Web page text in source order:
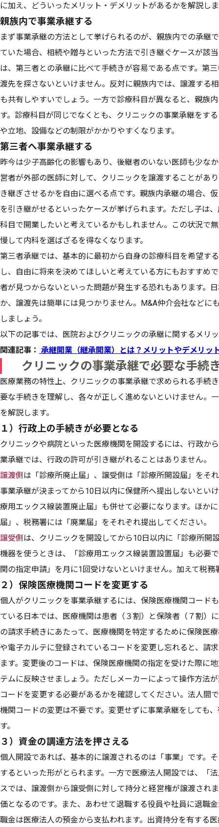
に加え、どういったメリット・デメリットがあるかを解説し
親族内で事業承継する
まず事業承継の方法として挙げられるのが、親族内での承継
ていた場合、相続や贈与といった方法で引き継ぐケースが該
は、第三者との承継に比べて手続きが容易である点です。第
渡先を探さないといけません。反対に親族内では、譲渡する
も共有しやすいでしょう。一方で診療科目が異なると、親族
す。診療科目が同じでなくとも、クリニックの事業承継をす
や立地、設備などの制限がかかりやすくなります。
第三者へ事業承継する
昨今は少子高齢化の影響もあり、後継者のいない医師も少な
営者が外部の医師に対して、クリニックを譲渡することがあ
き継ぎさせるかを自由に選べる点です。親族内承継の場合、
を引き継がせるといったケースが挙げられます。ただし子は
科目で開業したいと考えているかもしれません。この状況で
慢して内科を選ばざるを得なくなります。
第三者承継では、基本的に最初から自身の診療科目を希望す
し、自由に将来を決めてほしいと考えている方にもおすすめ
者が見つからないといった問題が発生する恐れもあります。
か、譲渡先は簡単には見つかりません。M&A仲介会社などに
しましょう。
以下の記事では、医院およびクリニックの承継に関するメリ
関連記事： 承継開業（継承開業）とは？メリットやデメリッ
クリニックの事業承継で必要な手続
医療業務の特性上、クリニックの事業承継で求められる手続
要な手続きを理解し、各々が正しく進めないといけません。
を解説します。
１）行政上の手続きが必要となる
クリニックや病院といった医療機関を開設するには、行政か
業承継では、行政の許可が引き継がれることはありません。
譲渡側 は「診療所廃止届」、譲受側は「診療所開設届」をそ
事業承継が決まってから10日以内に保健所へ提出しないとい
療用エックス線装置廃止届」も併せて必要になります。ほか
届」、税務署には「廃業届」をそれぞれ提出してください。
譲受側 は、クリニックを開設してから10日以内に「診療所開
機器を使うときは、「診療用エックス線装置設置届」も必要
関の指定申請」を月に1回受けないといけません。加えて税
２）保険医療機関コードを変更する
個人がクリニックを事業承継するには、保険医療機関コード
ている日本では、医療機関は患者（３割）と保険者（７割）
の請求手続きにあたって、医療機関を特定するために保険医
や電子カルテに登録されているコードを変更し忘れると、請
ます。変更後のコードは、保険医療機関の指定を受けた際に
テムに反映させましょう。ただしメーカーによって操作方法
コードを変更する必要があるかを確認してください。法人間
機関コードの変更は不要です。変更せずに事業承継をしても
す。
３）資金の調達方法を押さえる
個人開設であれば、基本的に譲渡されるのは「事業」です。
するといった形がとられます。一方で医療法人開設では、「
スでは、譲渡側から譲受側に対して持分と経営権が譲渡され
価となるのです。また、あわせて退職する役員や社員に退職
職金は医療法人の預金から支払われます。出資持分を有する